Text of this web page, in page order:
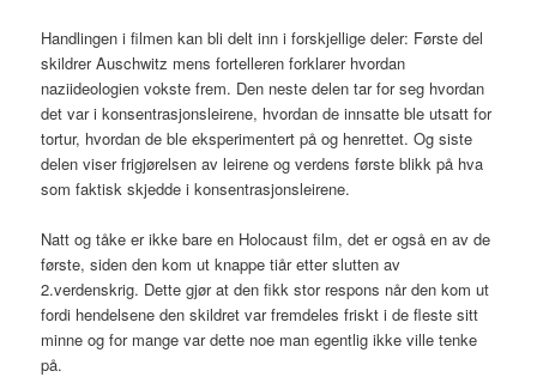
Handlingen i filmen kan bli delt inn i forskjellige deler: Første del
skildrer Auschwitz mens fortelleren forklarer hvordan
naziideologien vokste frem. Den neste delen tar for seg hvordan
det var i konsentrasjonsleirene, hvordan de innsatte ble utsatt for
tortur, hvordan de ble eksperimentert på og henrettet. Og siste
delen viser frigjørelsen av leirene og verdens første blikk på hva
som faktisk skjedde i konsentrasjonsleirene.
Natt og tåke er ikke bare en Holocaust film, det er også en av de
første, siden den kom ut knappe tiår etter slutten av
2.verdenskrig. Dette gjør at den fikk stor respons når den kom ut
fordi hendelsene den skildret var fremdeles friskt i de fleste sitt
minne og for mange var dette noe man egentlig ikke ville tenke
på.